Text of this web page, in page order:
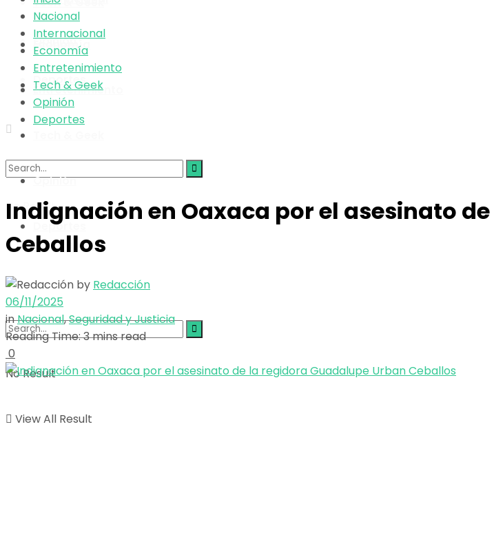
Opinión
Deportes
No Result
View All Result
Economía
Entretenimiento
Opinión
Deportes
No Result
View All Result
Nacional
Internacional
Economía
Entretenimiento
Tech & Geek
Opinión
Deportes
Indignación en Oaxaca por el asesinato
Ceballos
by Redacción
06/11/2025
inNacional,Seguridad y Justicia
Reading Time: 3 mins read
0